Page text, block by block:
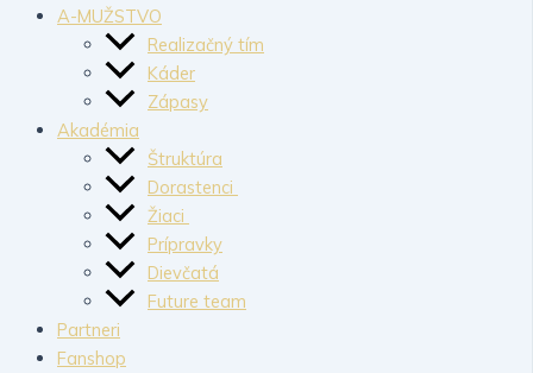
A-MUŽSTVO
Realizačný tím
Káder
Zápasy
Akadémia
Štruktúra
Dorastenci
Žiaci
Prípravky
Dievčatá
Future team
Partneri
Fanshop